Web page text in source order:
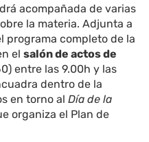
acompañada de varias
la materia. Adjunta a
programa completo de la
elsalón de actos de
entre las 9.00h y las
dentro de la
en torno alDía de la
organiza el Plan de